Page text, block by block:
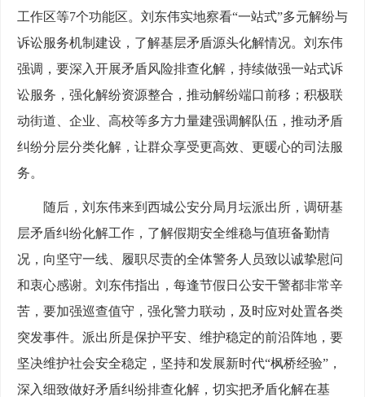
工作区等7个功能区。刘东伟实地察看“一站式”多元解纷与
诉讼服务机制建设，了解基层矛盾源头化解情况。刘东伟
强调，要深入开展矛盾风险排查化解，持续做强一站式诉
讼服务，强化解纷资源整合，推动解纷端口前移；积极联
动街道、企业、高校等多方力量建强调解队伍，推动矛盾
纠纷分层分类化解，让群众享受更高效、更暖心的司法服
务。
随后，刘东伟来到西城公安分局月坛派出所，调研基
层矛盾纠纷化解工作，了解假期安全维稳与值班备勤情
况，向坚守一线、履职尽责的全体警务人员致以诚挚慰问
和衷心感谢。刘东伟指出，每逢节假日公安干警都非常辛
苦，要加强巡查值守，强化警力联动，及时应对处置各类
突发事件。派出所是保护平安、维护稳定的前沿阵地，要
坚决维护社会安全稳定，坚持和发展新时代“枫桥经验”，
深入细致做好矛盾纠纷排查化解，切实把矛盾化解在基